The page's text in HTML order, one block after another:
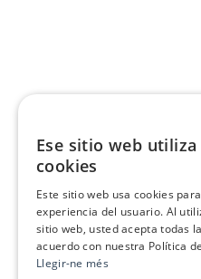
Ese sitio web utiliza
cookies
Este sitio web usa cookies
experiencia del usuario. Al
sitio web, usted acepta todas
acuerdo con nuestra Política
Llegir-ne més